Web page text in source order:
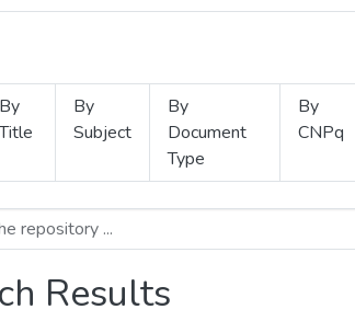
By
Title
By
Subject
By
Document
Type
By
CNPq
Results